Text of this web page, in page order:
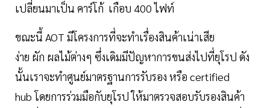
เปลี่ยนมาเป็น คาร์โก้ เกือบ 400 ไฟท์
ขณะนี้ AOT มีโครงการที่จะทำเรื่องสินค้าเน่าเสีย
ง่าย ผัก ผลไม้ต่างๆ ซึ่งเดิมมีปัญหาการขนส่งไปที่ยุโรป ดัง
นั้นเราจะทำศูนย์มาตรฐานการรับรอง หรือ certified
hub โดยการร่วมมือกับยุโรป ให้มาตรวจสอบรับรองสินค้า